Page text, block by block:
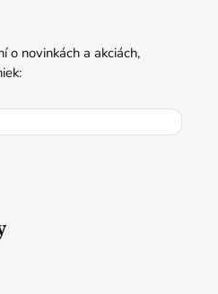
o novinkách a akciách,